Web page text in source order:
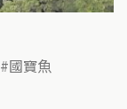
國寶魚